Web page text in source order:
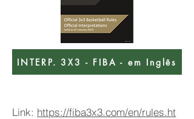
INTERP. 3X3 - FIBA - em Inglês
Link: https://fiba3x3.com/en/rules.ht